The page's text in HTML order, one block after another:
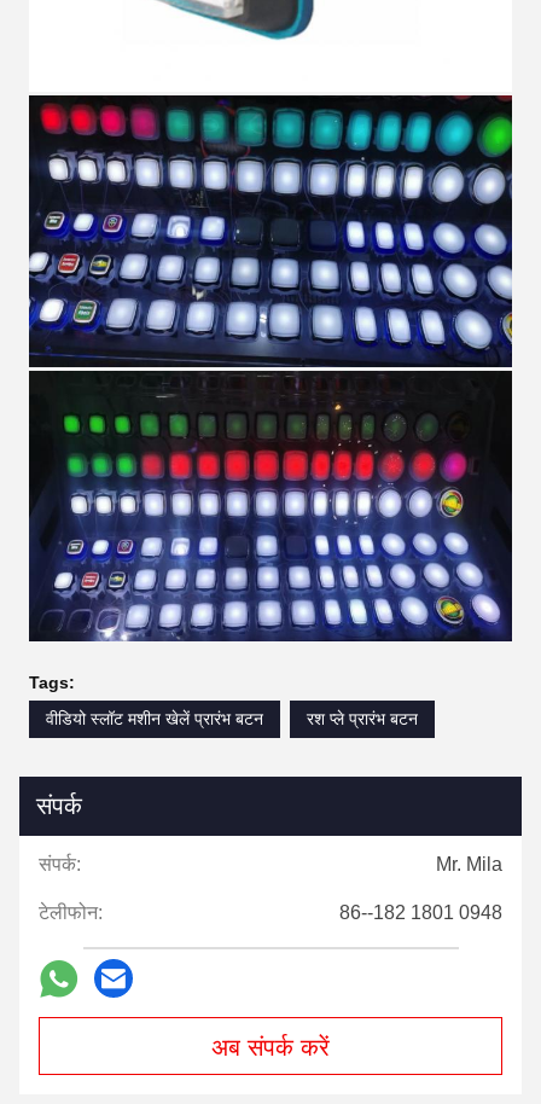
Tags:
वीडियो स्लॉट मशीन खेलें प्रारंभ बटन
रश प्ले प्रारंभ बटन
संपर्क
संपर्क: Mr. Mila
टेलीफोन: 86--182 1801 0948
अब संपर्क करें